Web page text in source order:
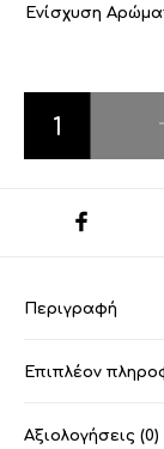
Ενίσχυση
Περιγραφή
Επιπλέον
Αξιολογήσεις (0)